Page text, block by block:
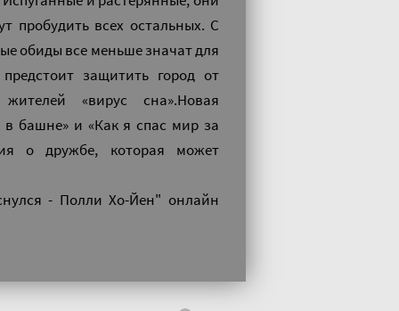
пробудить всех остальных. С
обиды все меньше значат для
защитить город от
«вирус сна».Новая
в башне» и «Как я спас мир за
о дружбе, которая может
- Полли Хо-Йен" онлайн